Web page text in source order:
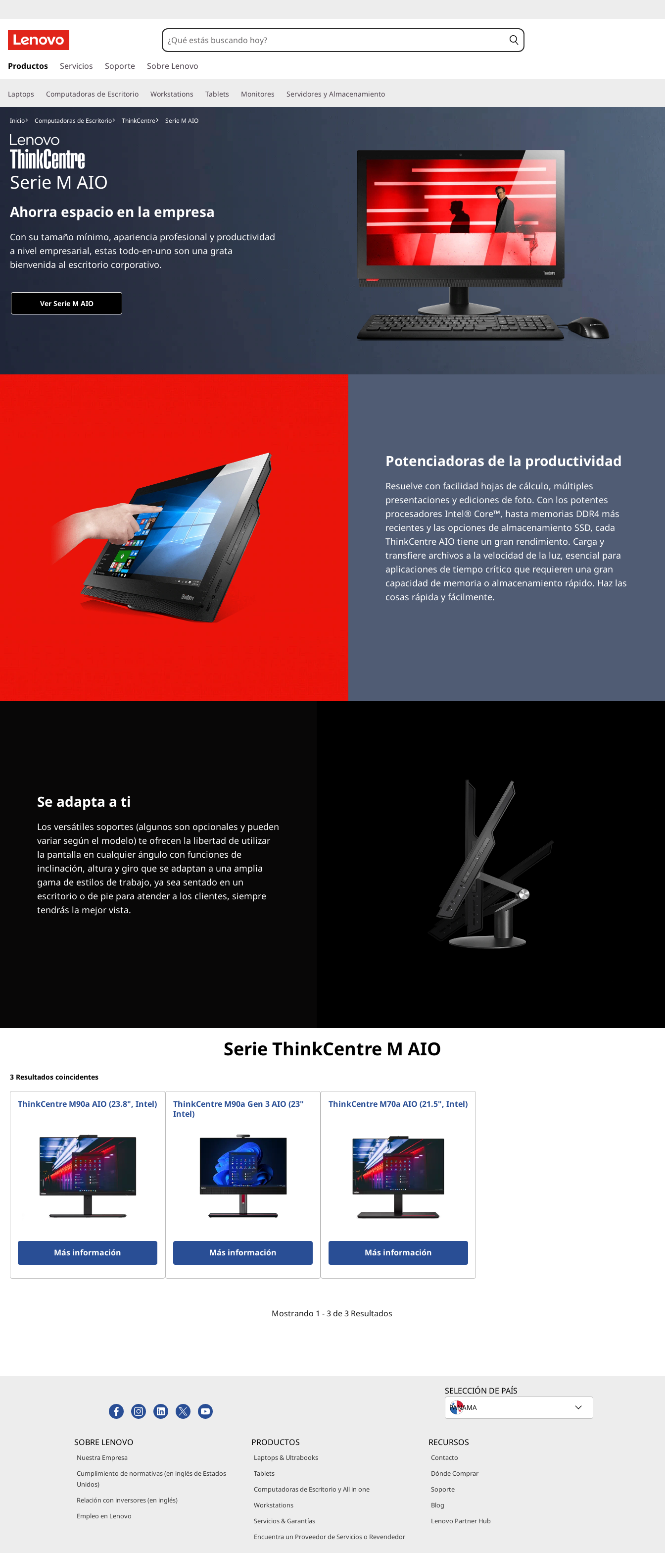
r
c
o
n
e
n
d
o
c
p
Productos Servicios Soporte Sobre Lenovo
Laptops Computadoras de Escritorio Workstations Tablets Monitores Servidores y Almacenamiento
Inicio Computadoras de Escritorio ThinkCentre Serie M AIO
Serie M AIO
Ahorra espacio en la empresa
Con su tamaño mínimo, apariencia profesional y productividad
a nivel empresarial, estas todo-en-uno son una grata
bienvenida al escritorio corporativo.
Ver Serie M AIO
Potenciadoras de la productividad
Resuelve con facilidad hojas de cálculo, múltiples
presentaciones y ediciones de foto. Con los potentes
procesadores Intel® Core™, hasta memorias DDR4 más
recientes y las opciones de almacenamiento SSD, cada
ThinkCentre AIO tiene un gran rendimiento. Carga y
transfiere archivos a la velocidad de la luz, esencial para
aplicaciones de tiempo crítico que requieren una gran
capacidad de memoria o almacenamiento rápido. Haz las
cosas rápida y fácilmente.
Se adapta a ti
Los versátiles soportes (algunos son opcionales y pueden
variar según el modelo) te ofrecen la libertad de utilizar
la pantalla en cualquier ángulo con funciones de
inclinación, altura y giro que se adaptan a una amplia
gama de estilos de trabajo, ya sea sentado en un
escritorio o de pie para atender a los clientes, siempre
tendrás la mejor vista.
Serie ThinkCentre M AIO
3 Resultados coincidentes
ThinkCentre M90a AIO (23.8", Intel)
Más información
ThinkCentre M90a Gen 3 AIO (23"
Intel)
Más información
ThinkCentre M70a AIO (21.5", Intel)
Más información
Mostrando 1 -3 de 3 Resultados
SELECCIÓN DE PAÍS
SOBRE LENOVO
Nuestra Empresa
Cumplimiento de normativas (en inglés de Estados
Unidos)
Relación con inversores (en inglés)
Empleo en Lenovo
PRODUCTOS
Laptops & Ultrabooks
Tablets
Computadoras de Escritorio y All in one
Workstations
Servicios & Garantías
Encuentra un Proveedor de Servicios o Revendedor
RECURSOS
Contacto
Dónde Comprar
Soporte
Blog
Lenovo Partner Hub